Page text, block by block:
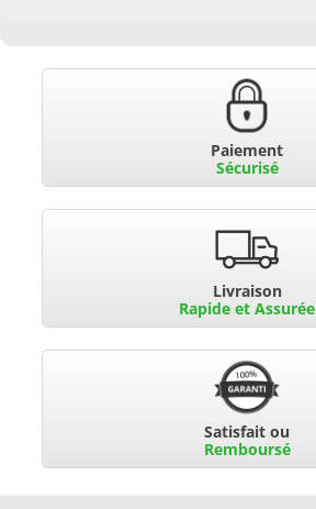
Paiement
Sécurisé
Livraison
Rapide et Assurée
Satisfait ou
Remboursé